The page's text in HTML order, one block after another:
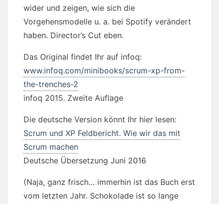
wider und zeigen, wie sich die
Vorgehensmodelle u. a. bei Spotify verändert
haben. Director’s Cut eben.
Das Original findet Ihr auf infoq:
www.infoq.com/minibooks/scrum-xp-from-
the-trenches-2
infoq 2015. Zweite Auflage
Die deutsche Version könnt Ihr hier lesen:
Scrum und XP Feldbericht. Wie wir das mit
Scrum machen
Deutsche Übersetzung Juni 2016
(Naja, ganz frisch… immerhin ist das Buch erst
vom letzten Jahr. Schokolade ist so lange